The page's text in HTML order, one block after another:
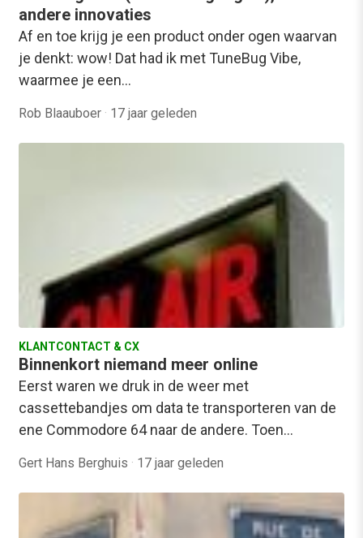
andere innovaties
Af en toe krijg je een product onder ogen waarvan
je denkt: wow! Dat had ik met TuneBug Vibe,
waarmee je een…
Rob Blaauboer · 17 jaar geleden
KLANTCONTACT & CX
Binnenkort niemand meer online
Eerst waren we druk in de weer met
cassettebandjes om data te transporteren van de
ene Commodore 64 naar de andere. Toen…
Gert Hans Berghuis · 17 jaar geleden